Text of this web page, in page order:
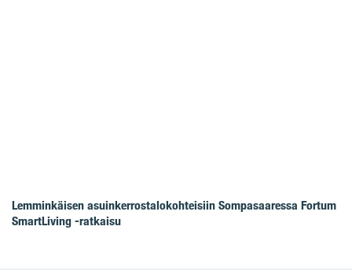
Lemminkäisen asuinkerrostalokohteisiin Sompasaaressa Fortum
SmartLiving -ratkaisu